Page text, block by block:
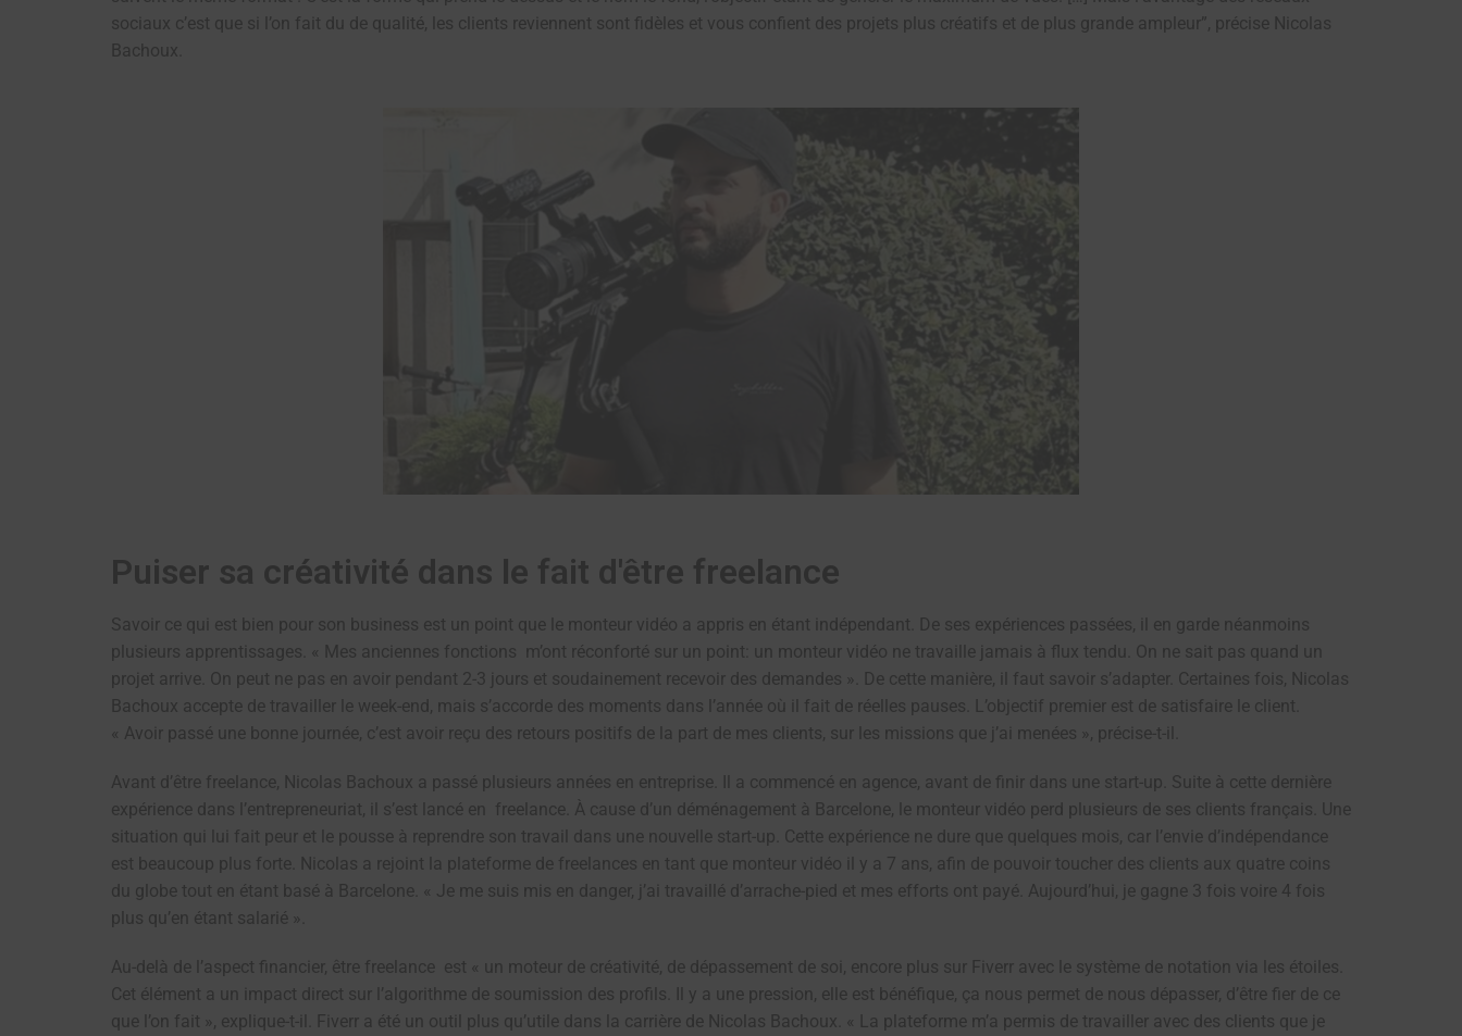
sociaux c’est que si l’on fait du de qualité, les clients reviennent sont fidèles et vous confient des projets plus créatifs et de plus grande ampleur”, précise Nicolas
Bachoux.
Puiser sa créativité dans le fait d'être freelance
Savoir ce qui est bien pour son business est un point que le monteur vidéo a appris en étant indépendant. De ses expériences passées, il en garde néanmoins
plusieurs apprentissages. « Mes anciennes fonctions m’ont réconforté sur un point: un monteur vidéo ne travaille jamais à flux tendu. On ne sait pas quand un
projet arrive. On peut ne pas en avoir pendant 2-3 jours et soudainement recevoir des demandes ». De cette manière, il faut savoir s’adapter. Certaines fois, Nicolas
Bachoux accepte de travailler le week-end, mais s’accorde des moments dans l’année où il fait de réelles pauses. L’objectif premier est de satisfaire le client.
« Avoir passé une bonne journée, c’est avoir reçu des retours positifs de la part de mes clients, sur les missions que j’ai menées », précise-t-il.
Avant d’être freelance, Nicolas Bachoux a passé plusieurs années en entreprise. Il a commencé en agence, avant de finir dans une start-up. Suite à cette dernière
expérience dans l’entrepreneuriat, il s’est lancé en freelance. À cause d’un déménagement à Barcelone, le monteur vidéo perd plusieurs de ses clients français. Une
situation qui lui fait peur et le pousse à reprendre son travail dans une nouvelle start-up. Cette expérience ne dure que quelques mois, car l’envie d’indépendance
est beaucoup plus forte. Nicolas a rejoint la plateforme de freelances en tant que monteur vidéo il y a 7 ans, afin de pouvoir toucher des clients aux quatre coins
du globe tout en étant basé à Barcelone. « Je me suis mis en danger, j’ai travaillé d’arrache-pied et mes efforts ont payé. Aujourd’hui, je gagne 3 fois voire 4 fois
plus qu’en étant salarié ».
Au-delà de l’aspect financier, être freelance est « un moteur de créativité, de dépassement de soi, encore plus sur Fiverr avec le système de notation via les étoiles.
Cet élément a un impact direct sur l’algorithme de soumission des profils. Il y a une pression, elle est bénéfique, ça nous permet de nous dépasser, d’être fier de ce
que l’on fait », explique-t-il. Fiverr a été un outil plus qu’utile dans la carrière de Nicolas Bachoux. « La plateforme m’a permis de travailler avec des clients que je